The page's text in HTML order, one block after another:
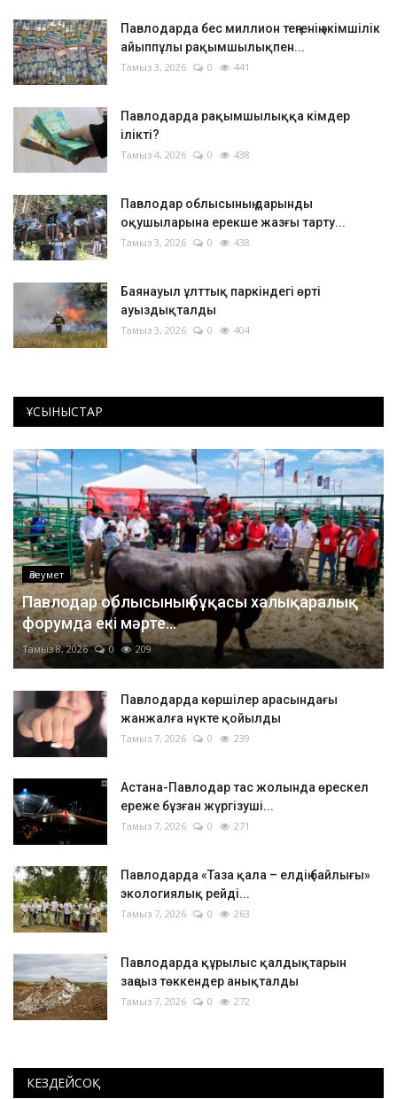
Павлодарда бес миллион теңгенің әкімшілік
айыппұлы рақымшылықпен...
Тамыз 3, 2026 0 441
Павлодарда рақымшылыққа кімдер
ілікті?
Тамыз 4, 2026 0 438
Павлодар облысының дарынды
оқушыларына ерекше жазғы тарту...
Тамыз 3, 2026 0 438
Баянауыл ұлттық паркіндегі өрті
ауыздықталды
Тамыз 3, 2026 0 404
ҰСЫНЫСТАР
Әлеумет
Павлодар облысының бұқасы халықаралық
форумда екі мәрте...
Тамыз 8, 2026 0 209
Павлодарда көршілер арасындағы
жанжалға нүкте қойылды
Тамыз 7, 2026 0 239
Астана-Павлодар тас жолында өрескел
ереже бұзған жүргізуші...
Тамыз 7, 2026 0 271
Павлодарда «Таза қала – елдің байлығы»
экологиялық рейді...
Тамыз 7, 2026 0 263
Павлодарда құрылыс қалдықтарын
заңсыз төккендер анықталды
Тамыз 7, 2026 0 272
КЕЗДЕЙСОҚ